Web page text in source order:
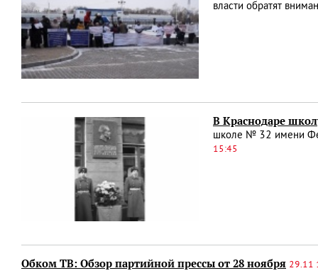
власти обратят
В Краснодаре
школе № 32 имени
15:45
Обком ТВ: Обзор партийной прессы от 28 ноября 29.11